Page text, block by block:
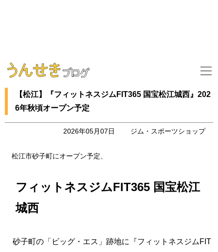
【松江】『フィットネスジムFIT365 国宝松江城西』202
6年秋頃オープン予定
2026年05月07日 ジム・スポーツショップ
松江市砂子町にオープン予定、
フィットネスジムFIT365 国宝松江
城西
砂子町の「ビッグ・エス」跡地に『フィットネスジムFIT